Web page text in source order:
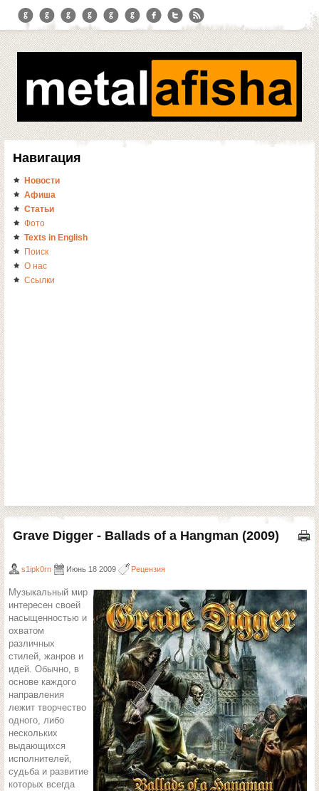
Навигация
Новости
Афиша
Статьи
Фото
Texts in English
Поиск
О нас
Ссылки
Grave Digger - Ballads of a Hangman (2009)
s1ipk0rn Июнь 18 2009 Рецензия
Музыкальный мир
интересен своей
насыщенностью и
охватом
различных
стилей, жанров и
идей. Обычно, в
основе каждого
направления
лежит творчество
одного, либо
нескольких
выдающихся
исполнителей,
судьба и развитие
которых всегда